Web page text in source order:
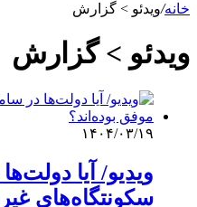
خانه/ویدئو > گزارش
ویدئو > گزارش
۱۴۰۴/۰۳/۱۹
ویدیو/ آیا
سکونتگاه‌های